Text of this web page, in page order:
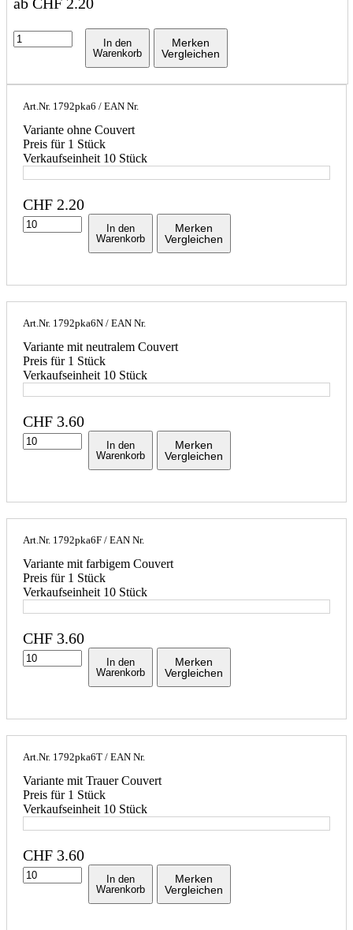
ab CHF 2.20
In den
Warenkorb
Merken
Vergleichen
Art.Nr. 1792pka6 / EAN Nr.
Variante ohne Couvert
Preis für 1 Stück
Verkaufseinheit 10 Stück
CHF 2.20
In den
Warenkorb
Merken
Vergleichen
Art.Nr. 1792pka6N / EAN Nr.
Variante mit neutralem Couvert
Preis für 1 Stück
Verkaufseinheit 10 Stück
CHF 3.60
In den
Warenkorb
Merken
Vergleichen
Art.Nr. 1792pka6F / EAN Nr.
Variante mit farbigem Couvert
Preis für 1 Stück
Verkaufseinheit 10 Stück
CHF 3.60
In den
Warenkorb
Merken
Vergleichen
Art.Nr. 1792pka6T / EAN Nr.
Variante mit Trauer Couvert
Preis für 1 Stück
Verkaufseinheit 10 Stück
CHF 3.60
In den
Warenkorb
Merken
Vergleichen